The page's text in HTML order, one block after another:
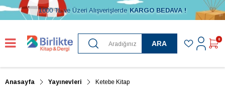
1000 TL ve Üzeri Alışverişlerde KARGO BEDAVA !
ARA
0
Anasayfa Yayınevleri Ketebe Kitap